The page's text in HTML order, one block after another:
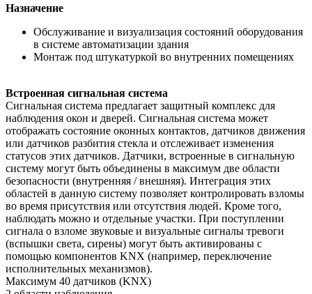
Назначение
Обслуживание и визуализация состояний оборудования
в системе автоматизации здания
Монтаж под штукатуркой во внутренних помещениях
Встроенная сигнальная система
Сигнальная система предлагает защитный комплекс для
наблюдения окон и дверей. Сигнальная система может
отображать состояние оконных контактов, датчиков движения
или датчиков разбития стекла и отслеживает изменения
статусов этих датчиков. Датчики, встроенные в сигнальную
систему могут быть объединены в максимум две области
безопасности (внутренняя / внешняя). Интеграция этих
областей в данную систему позволяет контролировать взломы
во время присутствия или отсутствия людей. Кроме того,
наблюдать можно и отдельные участки. При поступлении
сигнала о взломе звуковые и визуальные сигналы тревоги
(вспышки света, сирены) могут быть активированы с
помощью компонентов KNX (например, переключение
исполнительных механизмов).
Максимум 40 датчиков (KNX)